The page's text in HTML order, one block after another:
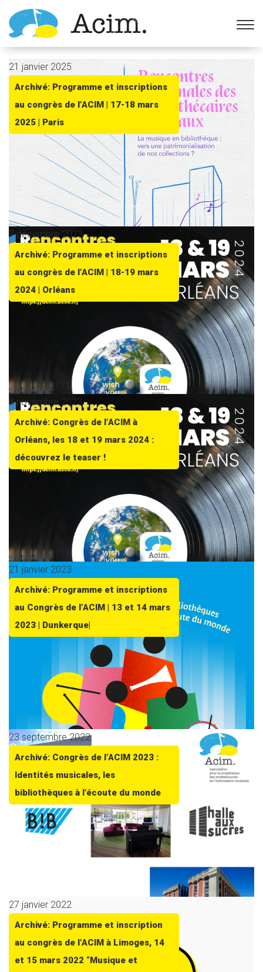
Ouvrir la barre d’outils
21 janvier 2025
Archivé: Programme et inscriptions
au congrès de l’ACIM | 17-18 mars
2025 | Paris
7 décembre 2023
Archivé: Programme et inscriptions
au congrès de l’ACIM | 18-19 mars
2024 | Orléans
8 novembre 2023
Archivé: Congrès de l’ACIM à
Orléans, les 18 et 19 mars 2024 :
découvrez le teaser !
21 janvier 2023
Archivé: Programme et inscriptions
au Congrès de l’ACIM | 13 et 14 mars
2023 | Dunkerque|
23 septembre 2022
Archivé: Congrès de l’ACIM 2023 :
Identités musicales, les
bibliothèques à l’écoute du monde
27 janvier 2022
Archivé: Programme et inscription
au congrès de l’ACIM à Limoges, 14
et 15 mars 2022 “Musique et